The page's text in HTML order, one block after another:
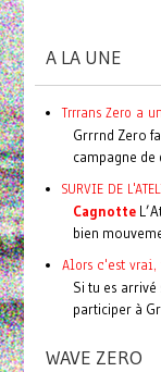
A LA UNE
Trrrans Zero a
Grrrnd Zero
campagne de
SURVIE DE
Cagnotte
bien
Alors c'est
Si tu es arrivé
participer à
WAVE ZERO